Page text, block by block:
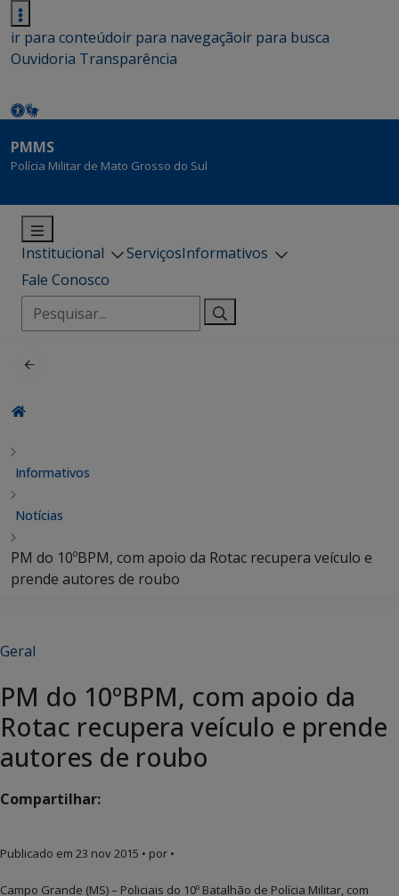
ir para conteúdoir para navegaçãoir para busca
Ouvidoria Transparência
PMMS
Polícia Militar de Mato Grosso do Sul
Institucional ServiçosInformativos
Fale Conosco
Pesquisar
por:
Informativos
Notícias
PM do 10ºBPM, com apoio da Rotac recupera veículo e
prende autores de roubo
Geral
PM do 10ºBPM, com apoio da
Rotac recupera veículo e prende
autores de roubo
Compartilhar:
Publicado em 23 nov 2015 • por •
Campo Grande (MS) – Policiais do 10º Batalhão de Polícia Militar, com